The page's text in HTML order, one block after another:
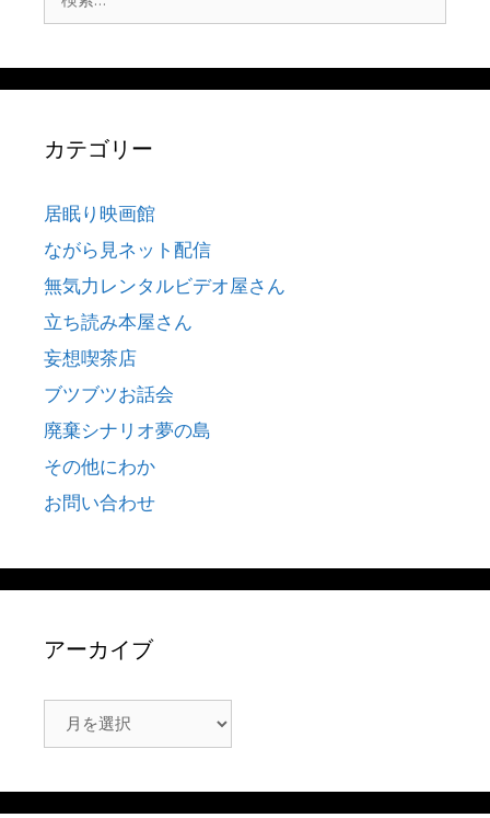
索:
カテゴリー
居眠り映画館
ながら見ネット配信
無気力レンタルビデオ屋さん
立ち読み本屋さん
妄想喫茶店
ブツブツお話会
廃棄シナリオ夢の島
その他にわか
お問い合わせ
アーカイブ
ー